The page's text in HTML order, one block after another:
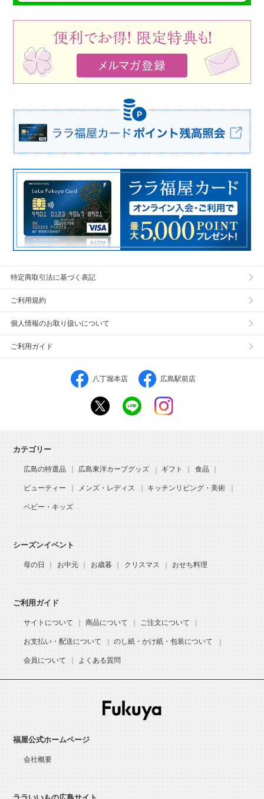
特定商取引法に基づく表記
ご利用規約
個人情報のお取り扱いについて
ご利用ガイド
八丁堀本店 広島駅前店
カテゴリー
広島の特選品 広島東洋カープグッズ ギフト 食品
ビューティー メンズ・レディス キッチンリビング・美術
ベビー・キッズ
シーズンイベント
母の日 お中元 お歳暮 クリスマス おせち料理
ご利用ガイド
サイトについて 商品について ご注文について
お支払い・配送について のし紙・かけ紙・包装について
会員について よくある質問
福屋公式ホームページ
会社概要